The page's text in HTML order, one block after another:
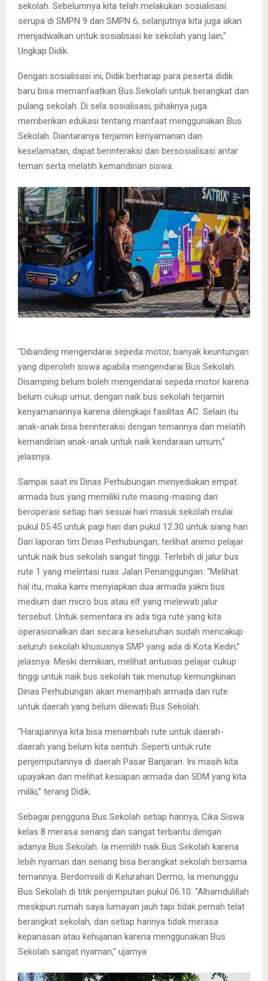
sekolah. Sebelumnya kita telah melakukan sosialisasi
serupa di SMPN 9 dan SMPN 6, selanjutnya kita juga akan
menjadwalkan untuk sosialisasi ke sekolah yang lain,”
Ungkap Didik.
Dengan sosialisasi ini, Didik berharap para peserta didik
baru bisa memanfaatkan Bus Sekolah untuk berangkat dan
pulang sekolah. Di sela sosialisasi, pihaknya juga
memberikan edukasi tentang manfaat menggunakan Bus
Sekolah. Diantaranya terjamin kenyamanan dan
keselamatan, dapat berinteraksi dan bersosialisasi antar
teman serta melatih kemandirian siswa.
“Dibanding mengendarai sepeda motor, banyak keuntungan
yang diperoleh siswa apabila mengendarai Bus Sekolah.
Disamping belum boleh mengendarai sepeda motor karena
belum cukup umur, dengan naik bus sekolah terjamin
kenyamanannya karena dilengkapi fasilitas AC. Selain itu
anak-anak bisa berinteraksi dengan temannya dan melatih
kemandirian anak-anak untuk naik kendaraan umum,”
jelasnya.
Sampai saat ini Dinas Perhubungan menyediakan empat
armada bus yang memiliki rute masing-masing dan
beroperasi setiap hari sesuai hari masuk sekolah mulai
pukul 05.45 untuk pagi hari dan pukul 12.30 untuk siang hari.
Dari laporan tim Dinas Perhubungan, terlihat animo pelajar
untuk naik bus sekolah sangat tinggi. Terlebih di jalur bus
rute 1 yang melintasi ruas Jalan Penanggungan. “Melihat
hal itu, maka kami menyiapkan dua armada yakni bus
medium dan micro bus atau elf yang melewati jalur
tersebut. Untuk sementara ini ada tiga rute yang kita
operasionalkan dan secara keseluruhan sudah mencakup
seluruh sekolah khususnya SMP yang ada di Kota Kediri,”
jelasnya. Meski demikian, melihat antusias pelajar cukup
tinggi untuk naik bus sekolah tak menutup kemungkinan
Dinas Perhubungan akan menambah armada dan rute
untuk daerah yang belum dilewati Bus Sekolah.
“Harapannya kita bisa menambah rute untuk daerah-
daerah yang belum kita sentuh. Seperti untuk rute
penjemputannya di daerah Pasar Banjaran. Ini masih kita
upayakan dan melihat kesiapan armada dan SDM yang kita
miliki,” terang Didik.
Sebagai pengguna Bus Sekolah setiap harinya, Cika Siswa
kelas 8 merasa senang dan sangat terbantu dengan
adanya Bus Sekolah. Ia memilih naik Bus Sekolah karena
lebih nyaman dan senang bisa berangkat sekolah bersama
temannya. Berdomisili di Kelurahan Dermo, Ia menunggu
Bus Sekolah di titik penjemputan pukul 06.10. “Alhamdulillah
meskipun rumah saya lumayan jauh tapi tidak pernah telat
berangkat sekolah, dan setiap harinya tidak merasa
kepanasan atau kehujanan karena menggunakan Bus
Sekolah sangat nyaman,” ujarnya